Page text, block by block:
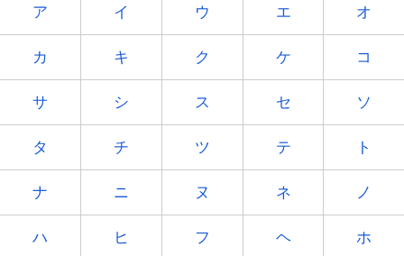
ア イ ウ エ オ
カ キ ク ケ コ
サ シ ス セ ソ
タ チ ツ テ ト
ナ ニ ヌ ネ ノ
ハ ヒ フ ヘ ホ